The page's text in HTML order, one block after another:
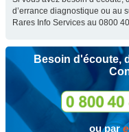
d’errance diagnostique ou au
Rares Info Services au 0800
Besoin d'écoute,
ou par